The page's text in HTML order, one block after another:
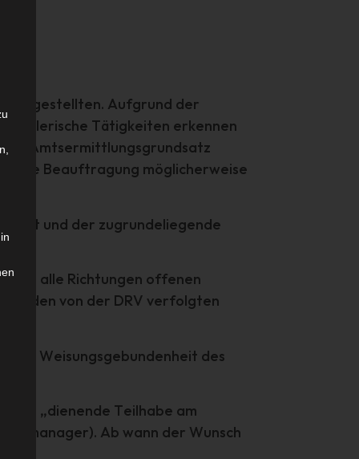
Angestellten. Aufgrund der
Tätigkeiten erkennen
Amtsermittlungsgrundsatz
eine Beauftragung möglicherweise
und der zugrundeliegende
in alle Richtungen offenen
an den von der DRV verfolgten
die Weisungsgebundenheit des
die „dienende Teilhabe am
Ab wann der Wunsch